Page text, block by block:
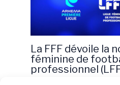
La FFF dévoile la
féminine de
professionnel